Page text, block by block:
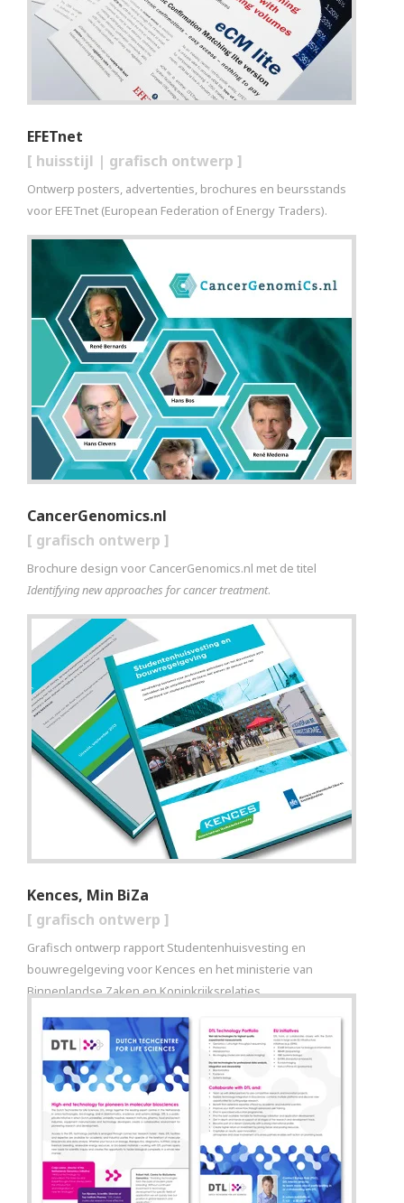
EFETnet
[ huisstijl | grafisch ontwerp ]
Ontwerp posters, advertenties, brochures en beursstands
voor EFETnet (European Federation of Energy Traders).
CancerGenomics.nl
[ grafisch ontwerp ]
Brochure design voor CancerGenomics.nl met de titel
Identifying new approaches for cancer treatment.
Kences, Min BiZa
[ grafisch ontwerp ]
Grafisch ontwerp rapport Studentenhuisvesting en
bouwregelgeving voor Kences en het ministerie van
Binnenlandse Zaken en Koninkrijksrelaties.